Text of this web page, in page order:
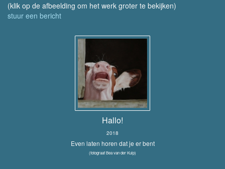
(klik op de afbeelding om het werk groter te bekijken)
stuur een bericht
Hallo!
2018
Even laten horen dat je er bent
(fotograaf Bea van der Kuip)